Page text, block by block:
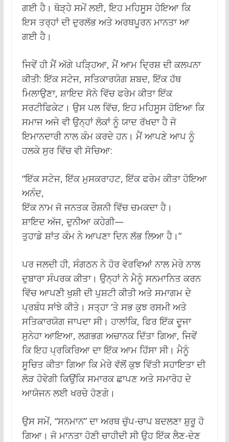
ਗਈ ਹੈ। ਥੋੜ੍ਹੇ ਸਮੇਂ ਲਈ, ਇਹ ਮਹਿਸੂਸ ਹੋਇਆ ਕਿ
ਇਸ ਤਰ੍ਹਾਂ ਦੀ ਦੁਰਲੱਭ ਅਤੇ ਅਰਥਪੂਰਨ ਮਾਨਤਾ ਆ
ਗਈ ਹੈ।
ਜਿਵੇਂ ਹੀ ਮੈਂ ਅੱਗੇ ਪੜ੍ਹਿਆ, ਮੈਂ ਆਮ ਦ੍ਰਿਸ਼ ਦੀ ਕਲਪਨਾ
ਕੀਤੀ: ਇੱਕ ਸਟੇਜ, ਸਤਿਕਾਰਯੋਗ ਸ਼ਬਦ, ਇੱਕ ਹੱਥ
ਮਿਲਾਉਣਾ, ਸ਼ਾਇਦ ਸੋਨੇ ਵਿੱਚ ਫਰੇਮ ਕੀਤਾ ਇੱਕ
ਸਰਟੀਫਿਕੇਟ। ਉਸ ਪਲ ਵਿੱਚ, ਇਹ ਮਹਿਸੂਸ ਹੋਇਆ ਕਿ
ਸਮਾਜ ਅਜੇ ਵੀ ਉਨ੍ਹਾਂ ਲੋਕਾਂ ਨੂੰ ਯਾਦ ਰੱਖਦਾ ਹੈ ਜੋ
ਇਮਾਨਦਾਰੀ ਨਾਲ ਕੰਮ ਕਰਦੇ ਹਨ। ਮੈਂ ਆਪਣੇ ਆਪ ਨੂੰ
ਹਲਕੇ ਸੁਰ ਵਿੱਚ ਵੀ ਸੋਚਿਆ:
“ਇੱਕ ਸਟੇਜ, ਇੱਕ ਮੁਸਕਰਾਹਟ, ਇੱਕ ਫਰੇਮ ਕੀਤਾ ਹੋਇਆ
ਅਨੰਦ,
ਇੱਕ ਨਾਮ ਜੋ ਜਨਤਕ ਰੌਸ਼ਨੀ ਵਿੱਚ ਚਮਕਦਾ ਹੈ।
ਸ਼ਾਇਦ ਅੱਜ, ਦੁਨੀਆ ਕਹੇਗੀ—
ਤੁਹਾਡੇ ਸ਼ਾਂਤ ਕੰਮ ਨੇ ਆਪਣਾ ਦਿਨ ਲੱਭ ਲਿਆ ਹੈ।”
ਪਰ ਜਲਦੀ ਹੀ, ਸੰਗਠਨ ਨੇ ਹੋਰ ਵੇਰਵਿਆਂ ਨਾਲ ਮੇਰੇ ਨਾਲ
ਦੁਬਾਰਾ ਸੰਪਰਕ ਕੀਤਾ। ਉਨ੍ਹਾਂ ਨੇ ਮੈਨੂੰ ਸਨਮਾਨਿਤ ਕਰਨ
ਵਿੱਚ ਆਪਣੀ ਖੁਸ਼ੀ ਦੀ ਪੁਸ਼ਟੀ ਕੀਤੀ ਅਤੇ ਸਮਾਗਮ ਦੇ
ਪ੍ਰਬੰਧ ਸਾਂਝੇ ਕੀਤੇ। ਸਤ੍ਹਾ ‘ਤੇ ਸਭ ਕੁਝ ਰਸਮੀ ਅਤੇ
ਸਤਿਕਾਰਯੋਗ ਜਾਪਦਾ ਸੀ। ਹਾਲਾਂਕਿ, ਫਿਰ ਇੱਕ ਦੂਜਾ
ਸੁਨੇਹਾ ਆਇਆ, ਲਗਭਗ ਅਚਾਨਕ ਦਿੱਤਾ ਗਿਆ, ਜਿਵੇਂ
ਕਿ ਇਹ ਪ੍ਰਕਿਰਿਆ ਦਾ ਇੱਕ ਆਮ ਹਿੱਸਾ ਸੀ। ਮੈਨੂੰ
ਸੂਚਿਤ ਕੀਤਾ ਗਿਆ ਕਿ ਮੇਰੇ ਵੱਲੋਂ ਕੁਝ ਵਿੱਤੀ ਸਹਾਇਤਾ ਦੀ
ਲੋੜ ਹੋਵੇਗੀ ਕਿਉਂਕਿ ਸਮਾਰਕ ਛਾਪਣ ਅਤੇ ਸਮਾਰੋਹ ਦੇ
ਆਯੋਜਨ ਲਈ ਖਰਚੇ ਹੋਣਗੇ।
ਉਸ ਸਮੇਂ, “ਸਨਮਾਨ” ਦਾ ਅਰਥ ਚੁੱਪ-ਚਾਪ ਬਦਲਣਾ ਸ਼ੁਰੂ ਹੋ
ਗਿਆ। ਜੋ ਮਾਨਤਾ ਹੋਣੀ ਚਾਹੀਦੀ ਸੀ ਉਹ ਇੱਕ ਲੈਣ-ਦੇਣ